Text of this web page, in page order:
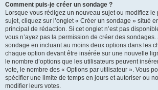
Comment puis-je créer un sondage ?
Lorsque vous rédigez un nouveau sujet ou modifiez le
sujet, cliquez sur l’onglet « Créer un sondage » situé
principal de rédaction. Si cet onglet n’est pas
vous n’ayez pas la permission de créer des
sondage en incluant au moins deux options dans les
chaque option devant être insérée sur une nouvelle
le nombre d’options que les utilisateurs peuvent
vote, le nombre des « Options par utilisateur ». Vous
spécifier une limite de temps en jours et autoriser ou
modifier leurs votes.